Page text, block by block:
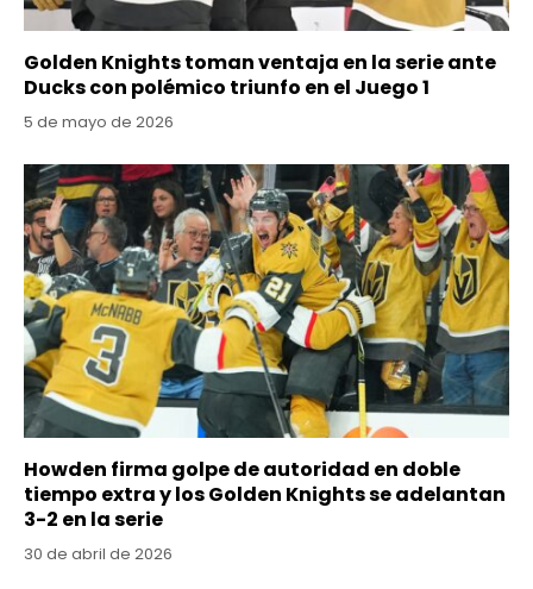
Golden Knights toman ventaja en la serie ante
Ducks con polémico triunfo en el Juego 1
5 de mayo de 2026
Howden firma golpe de autoridad en doble
tiempo extra y los Golden Knights se adelantan
3-2 en la serie
30 de abril de 2026